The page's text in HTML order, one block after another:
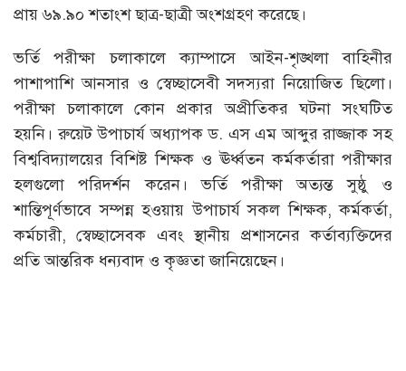
প্রায় ৬৯.৯০ শতাংশ ছাত্র-ছাত্রী অংশগ্রহণ করেছে।
ভর্তি পরীক্ষা চলাকালে ক্যাম্পাসে আইন-শৃঙ্খলা বাহিনীর
পাশাপাশি আনসার ও স্বেচ্ছাসেবী সদস্যরা নিয়োজিত ছিলো।
পরীক্ষা চলাকালে কোন প্রকার অপ্রীতিকর ঘটনা সংঘটিত
হয়নি। রুয়েট উপাচার্য অধ্যাপক ড. এস এম আব্দুর রাজ্জাক সহ
বিশ্ববিদ্যালয়ের বিশিষ্ট শিক্ষক ও ঊর্ধ্বতন কর্মকর্তারা পরীক্ষার
হলগুলো পরিদর্শন করেন। ভর্তি পরীক্ষা অত্যন্ত সুষ্ঠু ও
শান্তিপূর্ণভাবে সম্পন্ন হওয়ায় উপাচার্য সকল শিক্ষক, কর্মকর্তা,
কর্মচারী, স্বেচ্ছাসেবক এবং স্থানীয় প্রশাসনের কর্তাব্যক্তিদের
প্রতি আন্তরিক ধন্যবাদ ও কৃজ্ঞতা জানিয়েছেন।